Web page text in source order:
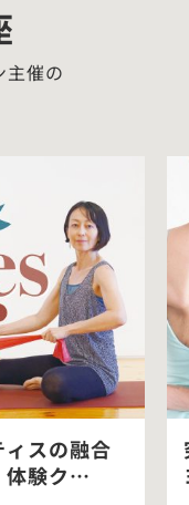
主催の
スの融合
体験ク…